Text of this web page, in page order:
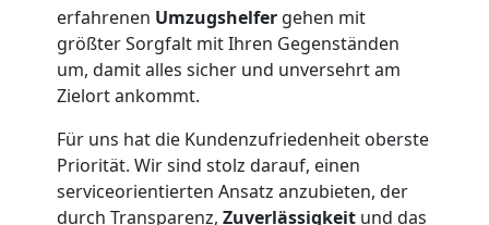
erfahrenen Umzugshelfer gehen mit
größter Sorgfalt mit Ihren Gegenständen
um, damit alles sicher und unversehrt am
Zielort ankommt.
Für uns hat die Kundenzufriedenheit oberste
Priorität. Wir sind stolz darauf, einen
serviceorientierten Ansatz anzubieten, der
durch Transparenz, Zuverlässigkeit und das
Beiladung
Leonding
Mini